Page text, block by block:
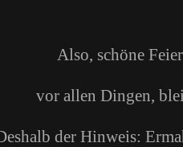
Also, schöne
vor allen Dingen,
der Hinweis: